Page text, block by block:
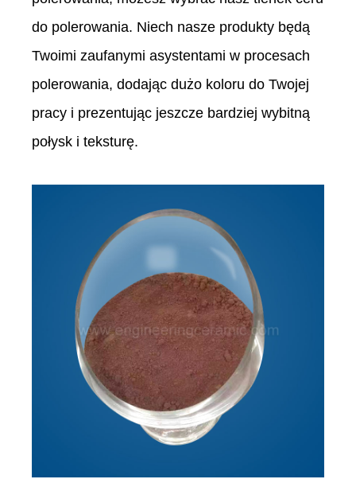
do polerowania. Niech nasze produkty będą
Twoimi zaufanymi asystentami w procesach
polerowania, dodając dużo koloru do Twojej
pracy i prezentując jeszcze bardziej wybitną
połysk i teksturę.